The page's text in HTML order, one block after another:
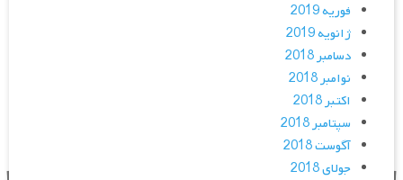
فوریه 2019
ژانویه 2019
دسامبر 2018
نوامبر 2018
اکتبر 2018
سپتامبر 2018
آگوست 2018
جولای 2018